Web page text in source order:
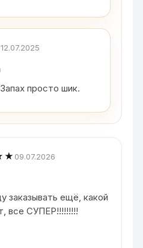
12.07.2025
просто шик.
09.07.2026
ещё, какой
все СУПЕР!!!!!!!!!